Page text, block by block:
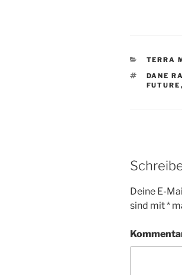
TERRA
DANE
FUTURE ,
Deine E-
sind mit*